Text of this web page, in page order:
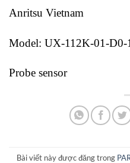
Anritsu Vietnam
Model: UX-112K-01-
Probe sensor
Bài viết này được đăng trong